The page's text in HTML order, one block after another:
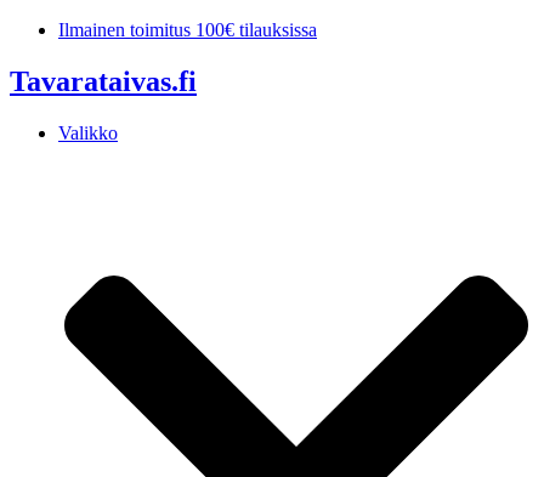
Mene
Ilmainen toimitus 100€ tilauksissa
Tavarataivas.fi
Valikko